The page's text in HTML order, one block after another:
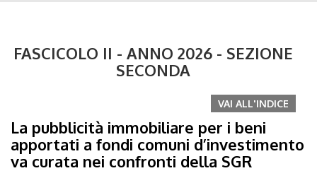
FASCICOLO II - ANNO 2026 - SEZIONE
SECONDA
VAI ALL'INDICE
La pubblicità immobiliare per i beni
apportati a fondi comuni d’investimento
va curata nei confronti della SGR